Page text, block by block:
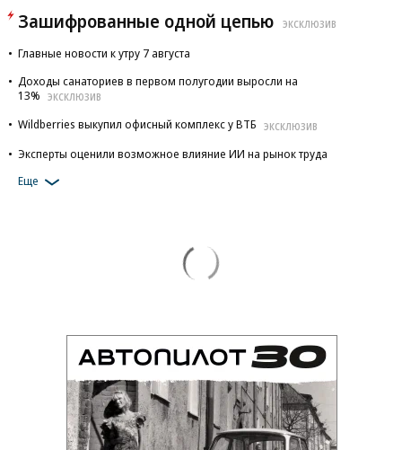
Зашифрованные одной цепью ЭКСКЛЮЗИВ
Главные новости к утру 7 августа
Доходы санаториев в первом полугодии выросли на
13%
ЭКСКЛЮЗИВ
Wildberries выкупил офисный комплекс у ВТБ ЭКСКЛЮЗИВ
Эксперты оценили возможное влияние ИИ на рынок труда
Еще